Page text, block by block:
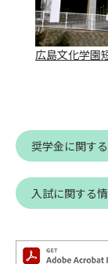
広島文化学園
奨学金に関す
入試に関する